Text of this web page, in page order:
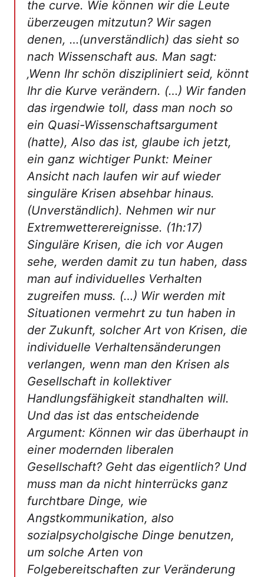
the curve. Wie können wir die Leute
überzeugen mitzutun? Wir sagen
denen, …(unverständlich) das sieht so
nach Wissenschaft aus. Man sagt:
‚Wenn Ihr schön diszipliniert seid, könnt
Ihr die Kurve verändern. (…) Wir fanden
das irgendwie toll, dass man noch so
ein Quasi-Wissenschaftsargument
(hatte), Also das ist, glaube ich jetzt,
ein ganz wichtiger Punkt: Meiner
Ansicht nach laufen wir auf wieder
singuläre Krisen absehbar hinaus.
(Unverständlich). Nehmen wir nur
Extremwetterereignisse. (1h:17)
Singuläre Krisen, die ich vor Augen
sehe, werden damit zu tun haben, dass
man auf individuelles Verhalten
zugreifen muss. (…) Wir werden mit
Situationen vermehrt zu tun haben in
der Zukunft, solcher Art von Krisen, die
individuelle Verhaltensänderungen
verlangen, wenn man den Krisen als
Gesellschaft in kollektiver
Handlungsfähigkeit standhalten will.
Und das ist das entscheidende
Argument: Können wir das überhaupt in
einer modernden liberalen
Gesellschaft? Geht das eigentlich? Und
muss man da nicht hinterrücks ganz
furchtbare Dinge, wie
Angstkommunikation, also
sozialpsycholgische Dinge benutzen,
um solche Arten von
Folgebereitschaften zur Veränderung